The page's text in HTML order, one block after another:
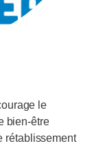
le
bien-être
rétablissement